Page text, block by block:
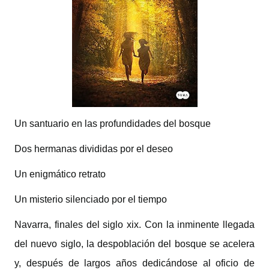
Un santuario en las profundidades del bosque
Dos hermanas divididas por el deseo
Un enigmático retrato
Un misterio silenciado por el tiempo
Navarra, finales del siglo xix. Con la inminente llegada
del nuevo siglo, la despoblación del bosque se acelera
y, después de largos años dedicándose al oficio de